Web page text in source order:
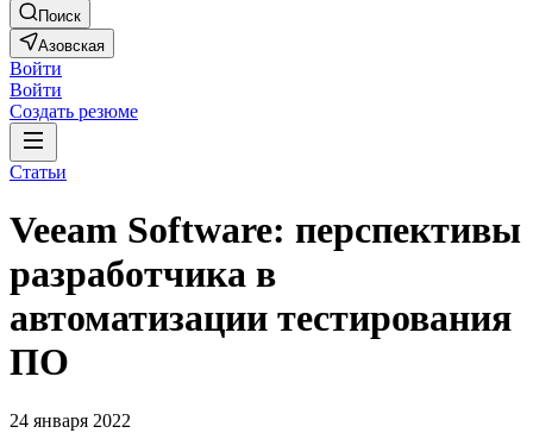
Поиск
Азовская
Войти
Войти
Создать резюме
Статьи
Veeam Software: перспективы
разработчика в
автоматизации тестирования
ПО
24 января 2022